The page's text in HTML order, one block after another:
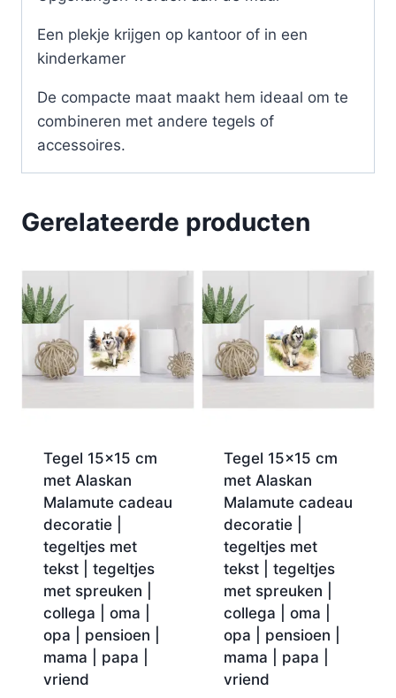
Een plekje krijgen op kantoor of in een
kinderkamer
De compacte maat maakt hem ideaal om te
combineren met andere tegels of
accessoires.
Gerelateerde producten
Tegel 15×15 cm
met Alaskan
Malamute cadeau
decoratie |
tegeltjes met
tekst | tegeltjes
met spreuken |
collega | oma |
opa | pensioen |
mama | papa |
vriend
Tegel 15×15 cm
met Alaskan
Malamute cadeau
decoratie |
tegeltjes met
tekst | tegeltjes
met spreuken |
collega | oma |
opa | pensioen |
mama | papa |
vriend